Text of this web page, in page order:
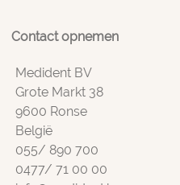
Contact opnemen
Medident BV
Grote Markt 38
9600 Ronse
België
055/ 890 700
0477/ 71 00 00